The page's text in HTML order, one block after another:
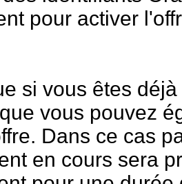
pour activer
si vous êtes
vous pouvez
Dans ce cas
en cours sera